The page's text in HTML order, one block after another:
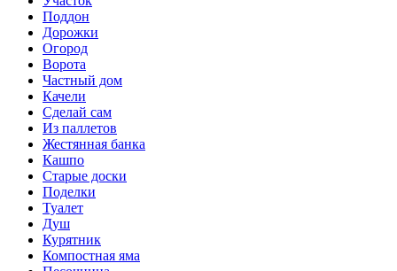
Поддон
Дорожки
Огород
Ворота
Частный дом
Качели
Сделай сам
Из паллетов
Жестянная банка
Кашпо
Старые доски
Поделки
Туалет
Душ
Курятник
Компостная яма